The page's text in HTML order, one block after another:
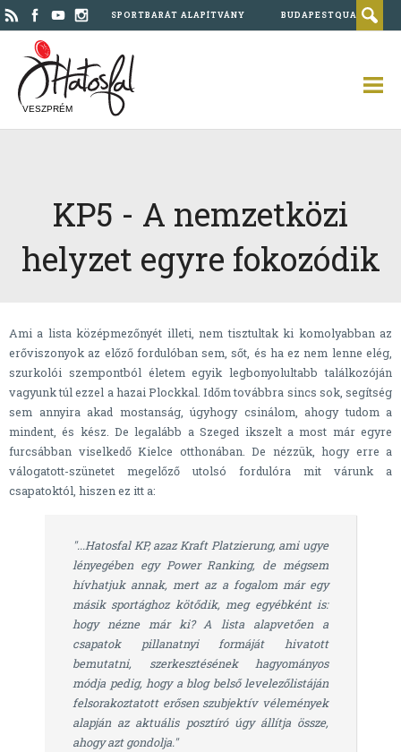
SPORTBARÁT ALAPÍTVÁNY BUDAPESTQUAD
VESZPRÉM
KP5 - A nemzetközi
helyzet egyre fokozódik
Ami a lista középmezőnyét illeti, nem tisztultak ki komolyabban az
erőviszonyok az előző fordulóban sem, sőt, és ha ez nem lenne elég,
szurkolói szempontból életem egyik legbonyolultabb találkozóján
vagyunk túl ezzel a hazai Plockkal. Időm továbbra sincs sok, segítség
sem annyira akad mostanság, úgyhogy csinálom, ahogy tudom a
mindent, és kész. De legalább a Szeged ikszelt a most már egyre
furcsábban viselkedő Kielce otthonában. De nézzük, hogy erre a
válogatott-szünetet megelőző utolsó fordulóra mit várunk a
csapatoktól, hiszen ez itt a:
"...Hatosfal KP, azaz Kraft Platzierung, ami ugye
lényegében egy Power Ranking, de mégsem
hívhatjuk annak, mert az a fogalom már egy
másik sportághoz kötődik, meg egyébként is:
hogy nézne már ki? A lista alapvetően a
csapatok pillanatnyi formáját hivatott
bemutatni, szerkesztésének hagyományos
módja pedig, hogy a blog belső levelezőlistáján
felsorakoztatott erősen szubjektív vélemények
alapján az aktuális posztíró úgy állítja össze,
ahogy azt gondolja."